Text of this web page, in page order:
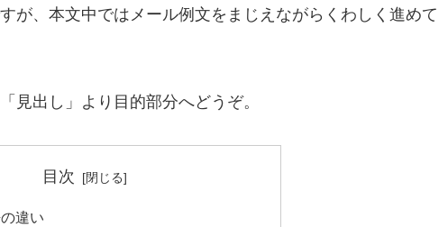
が、本文中ではメール例文をまじえながらくわしく進めて
見出し」より目的部分へどうぞ。
目次
違い